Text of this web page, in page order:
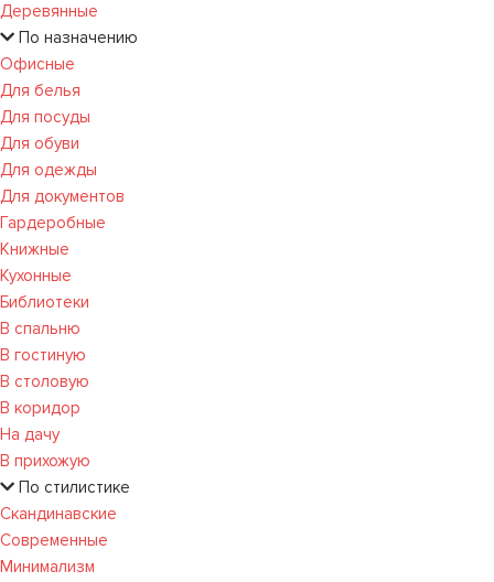
Деревянные
По назначению
Офисные
Для белья
Для посуды
Для обуви
Для одежды
Для документов
Гардеробные
Книжные
Кухонные
Библиотеки
В спальню
В гостиную
В столовую
В коридор
На дачу
В прихожую
По стилистике
Скандинавские
Современные
Минимализм